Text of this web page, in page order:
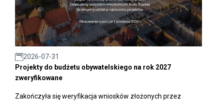
2026-07-31
Projekty do budżetu obywatelskiego na rok 2027
zweryfikowane
Zakończyła się weryfikacja wniosków złożonych przez